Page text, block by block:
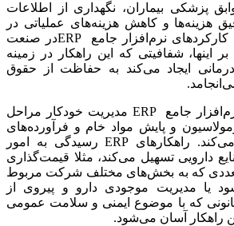
پزشکی بیماران، نگهداری از اطلاعات
هزینه‌ها و کاهش هزینه‌های عملیاتی در
مراکز درمانی از جمله کارکردهای نرم‌افزار جامع ERPدر صنعت
اینها، شفافیتی که این راهکار در زمینه
ایجاد می‌کند به حفاظت از حقوق
در حوزه داروسازی، نرم‌افزار جامع ERP مدیریت خودکار مراحل
و پایش مواد خام و فرآورده‌های
دارویی را امکان‌پذیر می‌کند. راهکارهای ERP رسیدگی به امور
دارویی تسهیل می‌کند، مثلا قیمت‌گذاری
که به بخش‌های مختلف شرکت مربوط
یا مدیریت موجودی دارو و پیروی از
قانونی که با موضوع ایمنی و سلامت عمومی
راهکار آسان می‌شود.